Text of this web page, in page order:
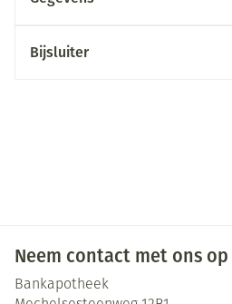
Bijsluiter
Neem contact met ons op
Bankapotheek